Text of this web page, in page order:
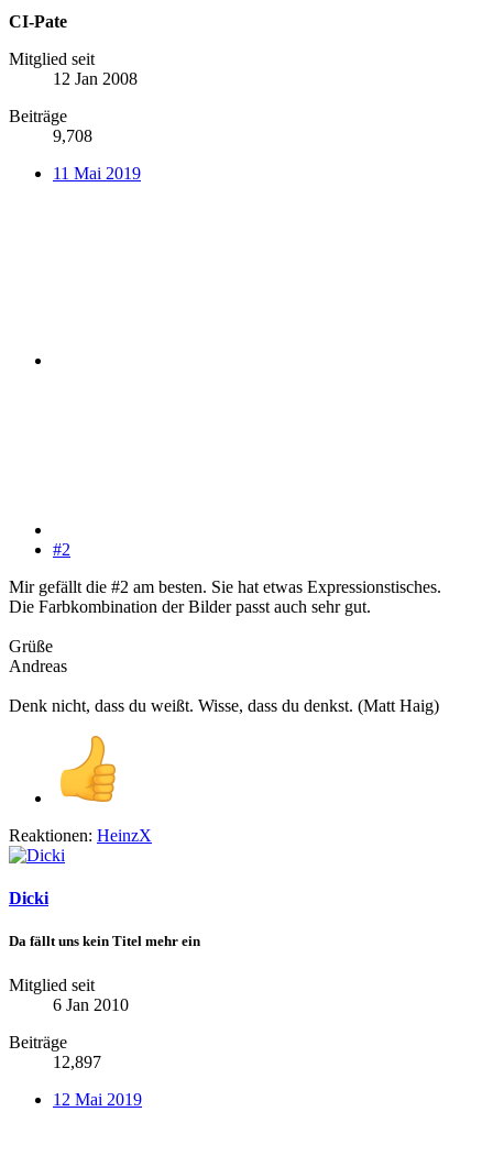
CI-Pate
Mitglied seit
12 Jan 2008
Beiträge
9,708
11 Mai 2019
#2
Mir gefällt die #2 am besten. Sie hat etwas Expressionstisches.
Die Farbkombination der Bilder passt auch sehr gut.
Grüße
Andreas
Denk nicht, dass du weißt. Wisse, dass du denkst. (Matt Haig)
Reaktionen: HeinzX
Dicki
Da fällt uns kein Titel mehr ein
Mitglied seit
6 Jan 2010
Beiträge
12,897
12 Mai 2019